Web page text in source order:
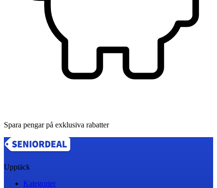
Spara pengar på exklusiva rabatter
Upptäck
Kategorier